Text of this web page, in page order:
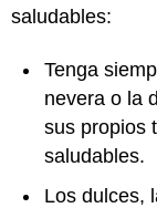
saludables:
Tenga
nevera o la
sus propios
saludables.
Los dulces,